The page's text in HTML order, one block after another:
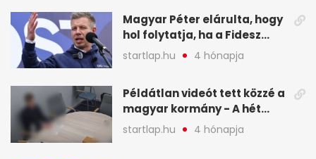
Magyar Péter elárulta, hogy
hol folytatja, ha a Fidesz
nyeri a választást - A hét
legfontosabb hírei
startlap.hu 4 hónapja
Példátlan videót tett közzé a
magyar kormány - A hét
legfontosabb hírei
képekben
startlap.hu 4 hónapja